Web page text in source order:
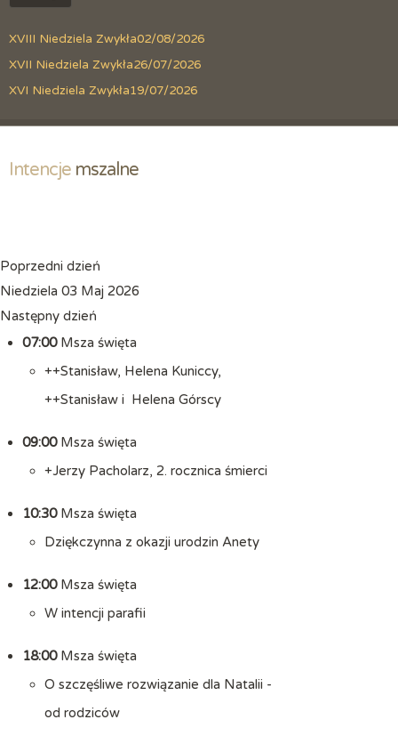
XVIII Niedziela Zwykła02/08/2026
XVII Niedziela Zwykła26/07/2026
XVI Niedziela Zwykła19/07/2026
Intencje mszalne
Poprzedni dzień
Niedziela 03 Maj 2026
Następny dzień
07:00 Msza święta
++Stanisław, Helena Kuniccy,
++Stanisław i Helena Górscy
09:00 Msza święta
+Jerzy Pacholarz, 2. rocznica śmierci
10:30 Msza święta
Dziękczynna z okazji urodzin Anety
12:00 Msza święta
W intencji parafii
18:00 Msza święta
O szczęśliwe rozwiązanie dla Natalii -
od rodziców